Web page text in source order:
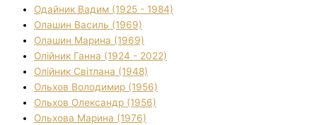
Одайник Вадим (1925 - 1984)
Олашин Василь (1969)
Олашин Марина (1969)
Олійник Ганна (1924 - 2022)
Олійник Світлана (1948)
Ольхов Володимир (1956)
Ольхов Олександр (1956)
Ольхова Марина (1976)